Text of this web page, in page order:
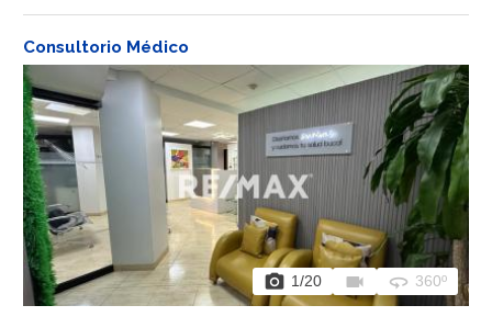
Consultorio Médico
photo_camera 1/20 videocam 360 360º